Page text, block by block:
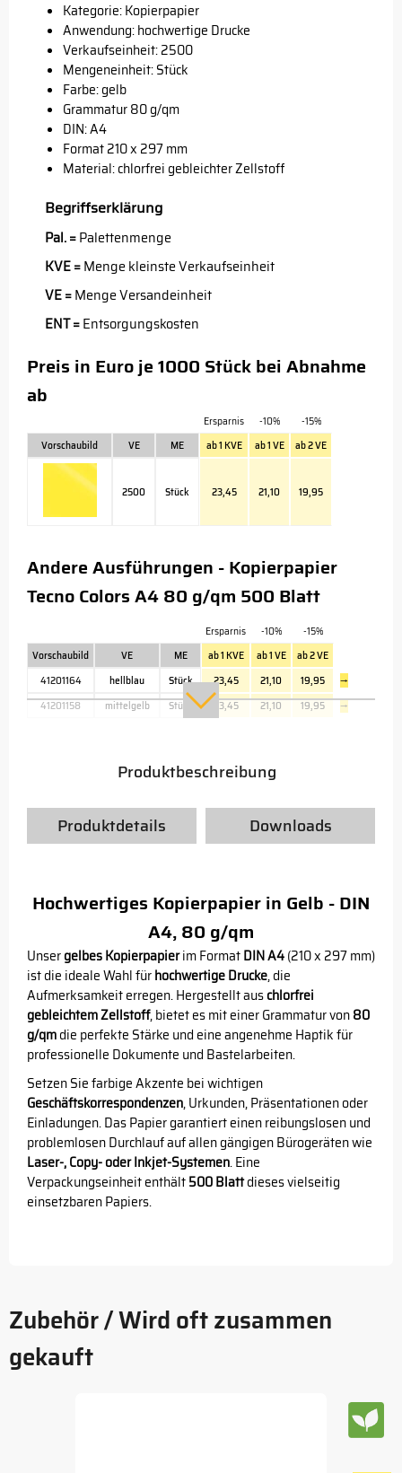
Kategorie: Kopierpapier
Anwendung: hochwertige Drucke
Verkaufseinheit: 2500
Mengeneinheit: Stück
Farbe: gelb
Grammatur 80 g/qm
DIN: A4
Format 210 x 297 mm
Material: chlorfrei gebleichter Zellstoff
Begriffserklärung
Pal. =Palettenmenge
KVE =Menge kleinste Verkaufseinheit
VE =Menge Versandeinheit
ENT =Entsorgungskosten
Preis in Euro je 1000 Stück bei Abnahme
ab
Ersparnis -10%
-15%
Vorschaubild
VE ME ab 1 KVE ab 1 VE ab 2 VE
2500 Stück 23,45 21,10 19,95
Andere Ausführungen - Kopierpapier
Tecno Colors A4 80 g/qm 500 Blatt
Ersparnis -10%
-15%
Vorschaubild
VE ME ab 1 KVE ab 1 VE
ab 2 VE
41201164
hellblau Stück 23,45 21,10 19,95
→
41201158
mittelgelb Stück 23,45 21,10 19,95 →
Produktbeschreibung
Produktdetails Downloads
Hochwertiges Kopierpapier in Gelb - DIN
A4, 80 g/qm
Unsergelbes Kopierpapierim FormatDIN A4(210 x 297 mm)
ist die ideale Wahl fürhochwertige Drucke, die
Aufmerksamkeit erregen. Hergestellt auschlorfrei
gebleichtem Zellstoff, bietet es mit einer Grammatur von80
g/qmdie perfekte Stärke und eine angenehme Haptik für
professionelle Dokumente und Bastelarbeiten.
Setzen Sie farbige Akzente bei wichtigen
Geschäftskorrespondenzen, Urkunden, Präsentationen oder
Einladungen. Das Papier garantiert einen reibungslosen und
problemlosen Durchlauf auf allen gängigen Bürogeräten wie
Laser-, Copy- oder Inkjet-Systemen. Eine
Verpackungseinheit enthält500 Blattdieses vielseitig
einsetzbaren Papiers.
Zubehör / Wird oft zusammen
gekauft